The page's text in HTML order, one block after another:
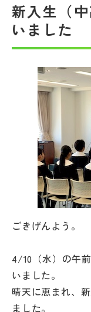
私学探検隊
説明会・イベン
よみもの
学校からのお知
学校HP最新情報
特集
NettyLandかわら
その他
新入生（
いました
ごきげんよう。
4/10（水）の午
いました。
晴天に恵まれ、
ました。